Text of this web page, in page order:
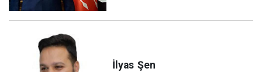
İlyas Şen